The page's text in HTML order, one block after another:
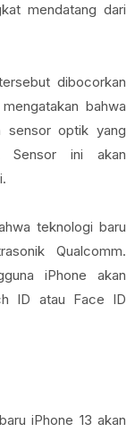
mendatang dari
dibocorkan
bahwa
sensor optik yang
Sensor ini akan
teknologi baru
Qualcomm.
iPhone akan
ID atau Face ID
iPhone 13 akan